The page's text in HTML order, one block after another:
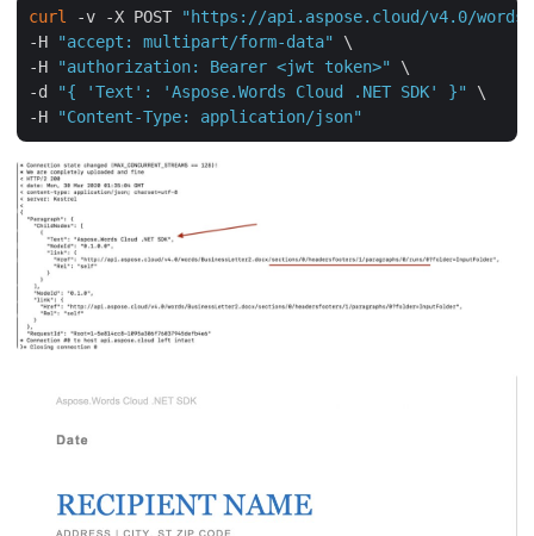
curl -v -X POST
"https://api.aspose.cloud/v4.0/words/
-H
"accept: multipart/form-data"
\
-H
"authorization: Bearer <jwt token>"
\
-d
"{ 'Text': 'Aspose.Words Cloud .NET SDK' }"
\
-H
"Content-Type: application/json"